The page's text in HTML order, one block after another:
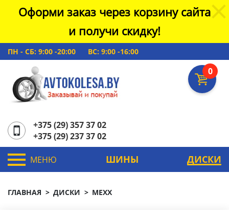
Оформи заказ через корзину сайта
и получи скидку!
ПН - СБ: 9:00 -20:00 ВС: 9:00 -16:00
0
+375 (29) 357 37 02
+375 (29) 237 37 02
МЕНЮ ШИНЫ ДИСКИ
ГЛАВНАЯ ДИСКИ MEXX